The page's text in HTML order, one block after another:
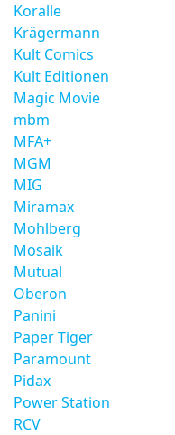
Koralle
Krägermann
Kult Comics
Kult Editionen
Magic Movie
mbm
MFA+
MGM
MIG
Miramax
Mohlberg
Mosaik
Mutual
Oberon
Panini
Paper Tiger
Paramount
Pidax
Power Station
RCV